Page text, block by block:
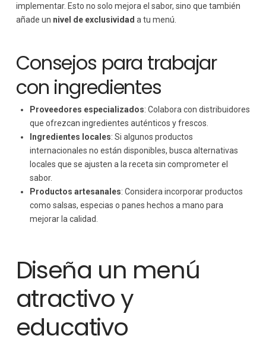
implementar. Esto no solo mejora el sabor, sino que también
añade un nivel de exclusividad a tu menú.
Consejos para trabajar
con ingredientes
Proveedores especializados: Colabora con distribuidores
que ofrezcan ingredientes auténticos y frescos.
Ingredientes locales: Si algunos productos
internacionales no están disponibles, busca alternativas
locales que se ajusten a la receta sin comprometer el
sabor.
Productos artesanales: Considera incorporar productos
como salsas, especias o panes hechos a mano para
mejorar la calidad.
Diseña un menú
atractivo y
educativo